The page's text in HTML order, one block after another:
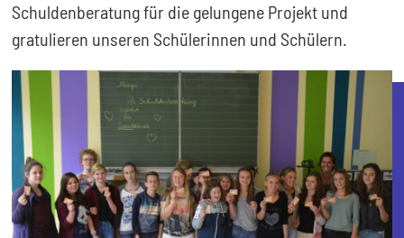
Schuldenberatung für die gelungene Projekt und
gratulieren unseren Schülerinnen und Schülern.